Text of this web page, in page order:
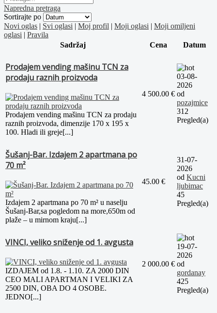
Napredna pretraga
Sortirajte po
Novi oglas | Svi oglasi | Moj profil | Moji oglasi | Moji omiljeni
oglasi | Pravila
Sadržaj
Cena Datum
Prodajem vending mašinu TCN za
prodaju raznih proizvoda
Prodajem vending mašinu TCN za prodaju
raznih proizvoda, dimenzije 170 x 195 x
100. Hladi ili greje[...]
4 500.00 €
03-08-
2026
od
pozajmice
312
Pregled(a)
Šušanj-Bar. Izdajem 2 apartmana po
70 m²
Izdajem 2 apartmana po 70 m² u naselju
Šušanj-Bar,sa pogledom na more,650m od
plaže – u mirnom kraju[...]
45.00 €
31-07-
2026
od Kucni
ljubimac
45
Pregled(a)
VINCI, veliko sniženje od 1. avgusta
IZDAJEM od 1.8. - 1.10. ZA 2000 DIN
CEO MALI APARTMAN I VELIKI ZA
2500 DIN, OBA DO 4 OSOBE.
JEDNO[...]
2 000.00 €
19-07-
2026
od
gordanay
425
Pregled(a)